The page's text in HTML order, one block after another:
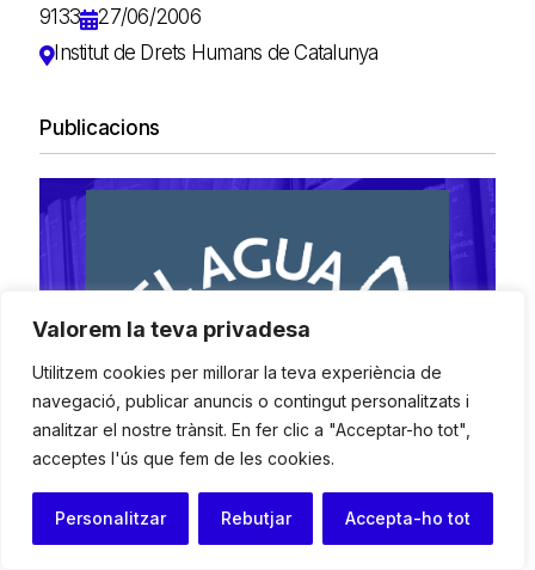
Valorem la teva privadesa
Utilitzem cookies per millorar la teva experiència de
navegació, publicar anuncis o contingut personalitzats i
analitzar el nostre trànsit. En fer clic a "Acceptar-ho tot",
acceptes l'ús que fem de les cookies.
Personalitzar Rebutjar Accepta-ho tot
9133
27/06/2006
Institut de Drets Humans de Catalunya
Publicacions